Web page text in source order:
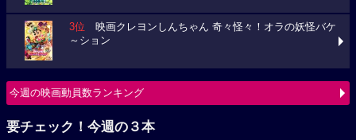
3位 映画クレヨンしんちゃん 奇々怪々！オラの妖怪バケ
～ション
今週の映画動員数ランキング
要チェック！今週の３本